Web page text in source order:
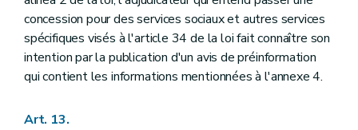
concession pour des services sociaux et autres services
spécifiques visés à l'article 34 de la loi fait connaître son
intention par la publication d'un avis de préinformation
qui contient les informations mentionnées à l'annexe 4.
Art. 13.